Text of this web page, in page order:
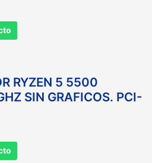
RYZEN 5 5500
SIN GRAFICOS. PCI-